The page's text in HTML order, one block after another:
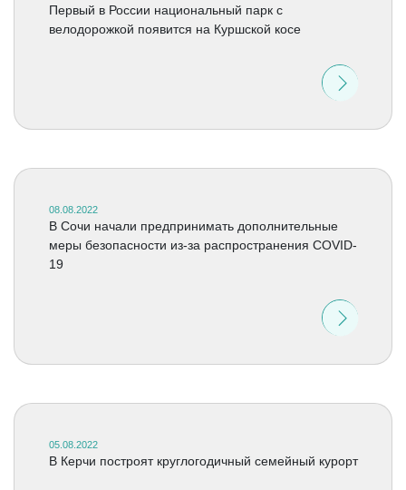
Первый в России национальный парк с
велодорожкой появится на Куршской косе
08.08.2022
В Сочи начали предпринимать дополнительные
меры безопасности из-за распространения COVID-
19
05.08.2022
В Керчи построят круглогодичный семейный курорт